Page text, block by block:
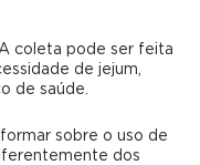
coleta pode ser feita
de jejum,
de saúde.
sobre o uso de
dos